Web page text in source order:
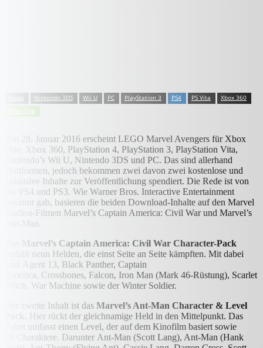
Nintendo 3DS Wii U PC PlayStation 3 PS4 PS Vita
Xbox 360
Xbox One
Am 28. Januar 2016 erscheint LEGO Marvel Avengers für Xbox
One, Xbox 360, PlayStation 4, PlayStation 3, PlayStation Vita,
Nintendo’s Wii U, Nintendo 3DS und PC. Das sind allerhand
Plattformen, jedoch bekommen zwei davon zwei kostenlose und
exklusive Inhalte zur Veröffentlichung spendiert. Die Rede ist von
der PS4 und PS3. Wie Warner Bros. Interactive Entertainment
bekannt gab, basieren die beiden Download-Inhalte auf den Marvel
Studios-Filmen Marvel’s Captain America: Civil War und Marvel’s
Ant-Man.
Marvel’s Captain America: Civil War Character-Pack
enthält neun Helden, die einst Seite an Seite kämpften. Mit dabei
sind Agent 13, Black Panther, Captain
America, Crossbones, Falcon, Iron Man (Mark 46-Rüstung), Scarlet
Witch, War Machine sowie der Winter Soldier.
Der zweite Inhalt ist das Marvel’s Ant-Man Character & Level
Hier rückt der gleichnamige Held in den Mittelpunkt. Das
Paket umfasst einen Level, der auf dem Kinofilm basiert sowie
elf Charaktere. Darunter Ant-Man (Scott Lang), Ant-Man (Hank